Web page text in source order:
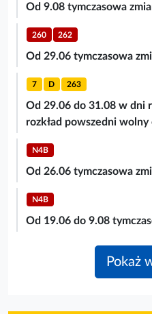
Od 9.08 tymczasowa
260 262
Od 29.06 tymczasowa
7 D 263
Od 29.06 do 31.08 w dni
rozkład powszedni
N4B
Od 26.06 tymczasowa
N4B
Od 19.06 do 9.08
Pokaż